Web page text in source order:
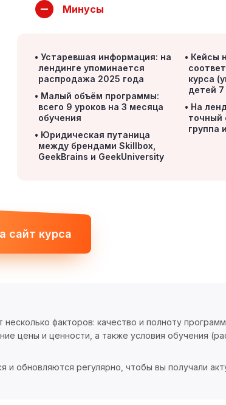
Минусы
Устаревшая информация: на
лендинге упоминается
распродажа 2025 года
Малый объём программы:
всего 9 уроков на 3 месяца
обучения
Юридическая путаница
между брендами Skillbox,
GeekBrains и GeekUniversity
Кейсы
курса
детей 7
На
точный
группа
сайт курса
факторов: качество и полноту
цены и ценности, а также условия обучения
обновляются регулярно, чтобы вы получали